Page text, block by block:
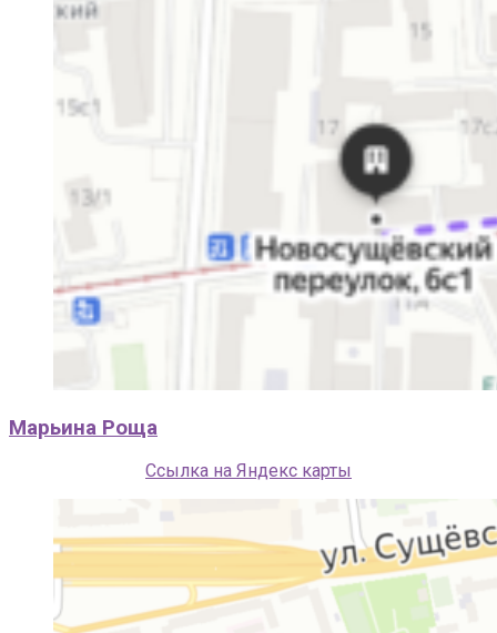
Марьина Роща
Ссылка на Яндекс карты